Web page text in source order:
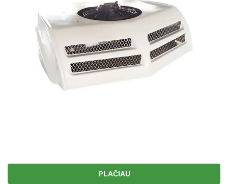
PLAČIAU